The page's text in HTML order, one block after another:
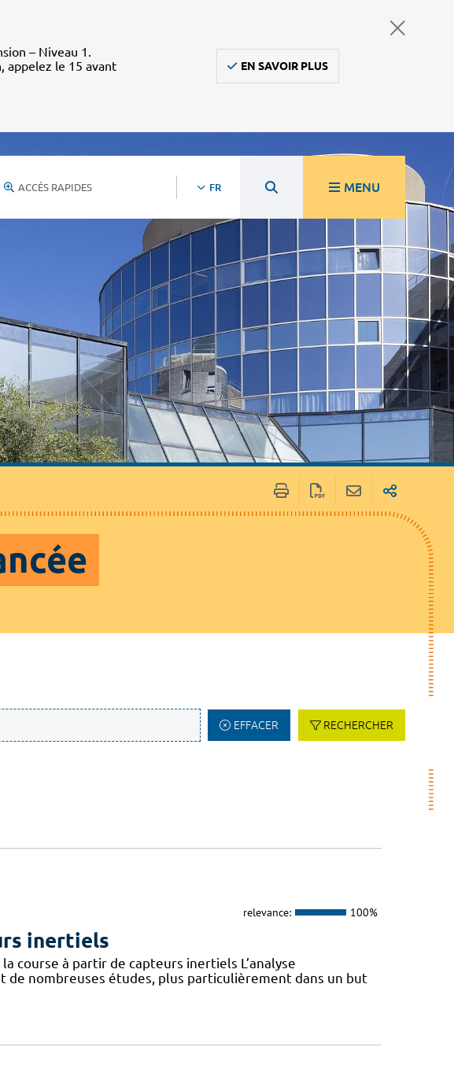
– Niveau 1.
appelez le 15 avant
EN SAVOIR PLUS
ACCÈS RAPIDES FR MENU
EFFACER RECHERCHER
relevance: 100%
inertiels
course à partir de capteurs inertiels L’analyse
de nombreuses études, plus particulièrement dans un but